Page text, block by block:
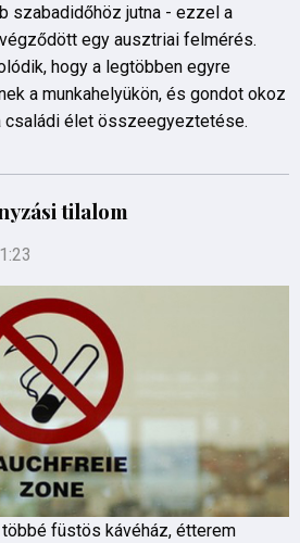
szabadidőhöz jutna - ezzel a
egy ausztriai felmérés.
hogy a legtöbben egyre
a munkahelyükön, és gondot okoz
családi élet összeegyeztetése.
tilalom
füstös kávéház, étterem